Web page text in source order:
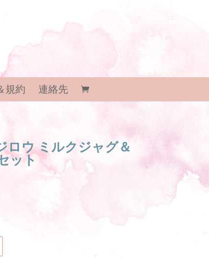
規約 連絡先
ロウ ミルクジャグ＆
ット